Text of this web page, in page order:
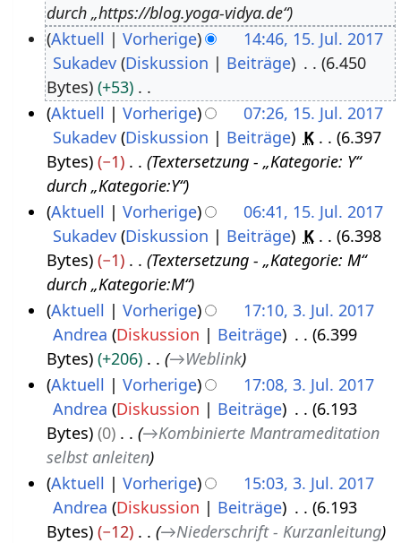
a
0
durch „https://blog.yoga-vidya.de“
7
Aktuell Vorherige
14:46, 15. Jul. 2017
Sukadev Diskussion Beiträge
6.450
Bytes
+53
K
i
n
e
B
e
a
r
e
i
t
u
g
s
z
Aktuell Vorherige
07:26, 15. Jul. 2017
Sukadev Diskussion Beiträge K
6.397
Bytes
−1
Textersetzung - „Kategorie: Y“
durch „Kategorie:Y“
Aktuell
Vorherige
06:41, 15. Jul. 2017
Sukadev Diskussion Beiträge K
6.398
Bytes
−1
Textersetzung - „Kategorie: M“
durch „Kategorie:M“
J
2
Aktuell Vorherige
17:10, 3. Jul. 2017
Andrea Diskussion Beiträge
6.399
Bytes
+206 →Weblink
Aktuell
Vorherige
17:08, 3. Jul. 2017
Andrea Diskussion Beiträge
6.193
Bytes
0 →Kombinierte Mantrameditation
selbst anleiten
Aktuell
Vorherige
15:03, 3. Jul. 2017
Andrea Diskussion Beiträge
6.193
Bytes
−12 →Niederschrift - Kurzanleitung